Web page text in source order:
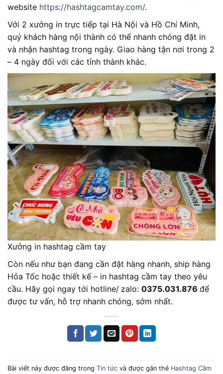
website https://hashtagcamtay.com/.
Với 2 xưởng in trực tiếp tại Hà Nội và Hồ Chí Minh,
quý khách hàng nội thành có thể nhanh chóng đặt in
và nhận hashtag trong ngày. Giao hàng tận nơi trong 2
– 4 ngày đối với các tỉnh thành khác.
Xưởng in hashtag cầm tay
Còn nếu như bạn đang cần đặt hàng nhanh, ship hàng
Hỏa Tốc hoặc thiết kế – in hashtag cầm tay theo yêu
cầu. Hãy gọi ngay tới hotline/ zalo: 0375.031.876 để
được tư vấn, hỗ trợ nhanh chóng, sớm nhất.
Bài viết này được đăng trong Tin tức và được gắn thẻ Hashtag Cầm